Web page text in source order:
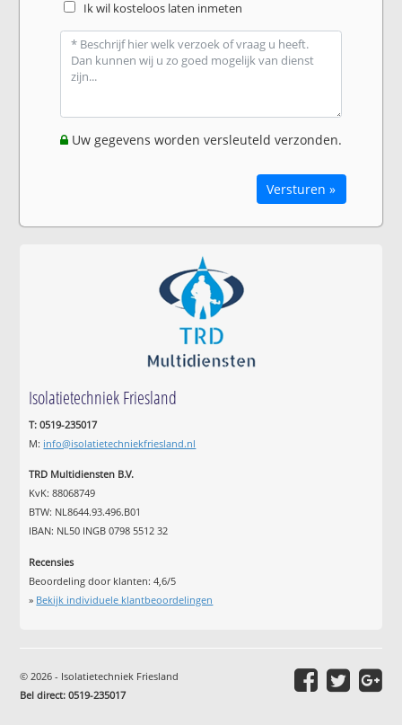
Ik wil kosteloos laten inmeten
Uw gegevens worden versleuteld verzonden.
Versturen »
Isolatietechniek Friesland
T: 0519-235017
M: info@isolatietechniekfriesland.nl
TRD Multidiensten B.V.
KvK: 88068749
BTW: NL8644.93.496.B01
IBAN: NL50 INGB 0798 5512 32
Recensies
Beoordeling door klanten:4,6/5
» Bekijk individuele klantbeoordelingen
© 2026 - Isolatietechniek Friesland
Bel direct: 0519-235017